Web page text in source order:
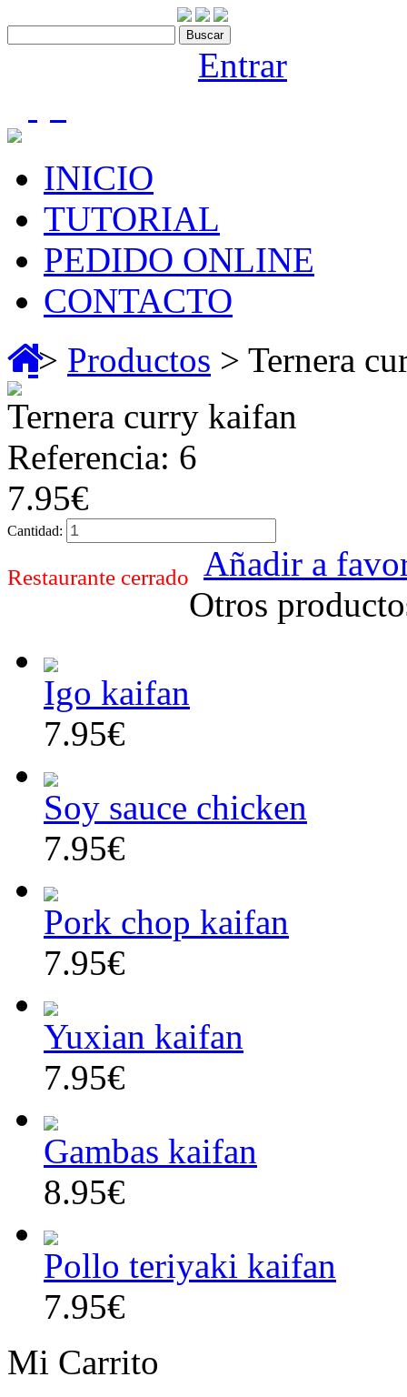
Entrar
INICIO
TUTORIAL
PEDIDO ONLINE
CONTACTO
> Productos > Ternera
Ternera curry kaifan
Referencia: 6
7.95€
Cantidad:
Restaurante cerrado
Añadir a
Otros
Igo kaifan
7.95€
Soy sauce chicken
7.95€
Pork chop kaifan
7.95€
Yuxian kaifan
7.95€
Gambas kaifan
8.95€
Pollo teriyaki kaifan
7.95€
Mi Carrito